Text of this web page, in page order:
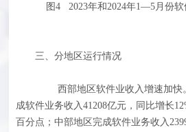
图4 2023年和2024年1—5月份
三、分地区运行情况
西部地区软件业收入增速加快
成软件业务收入41208亿元，同比增长
百分点；中部地区完成软件业务收入